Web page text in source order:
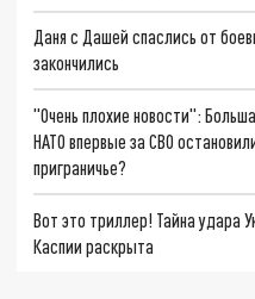
Даня с Дашей спаслись от
закончились
"Очень плохие новости":
НАТО впервые за СВО
приграничье?
Вот это триллер! Тайна удара
Каспии раскрыта